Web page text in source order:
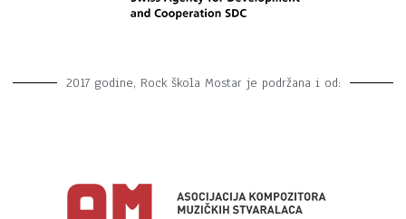
2017 godine, Rock škola Mostar je podržana i od: